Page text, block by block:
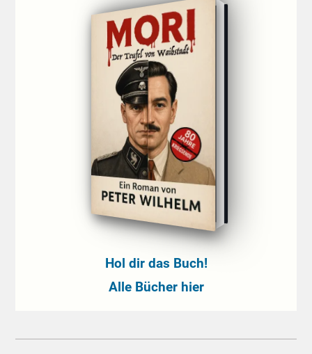
Hol dir das Buch!
Alle Bücher hier